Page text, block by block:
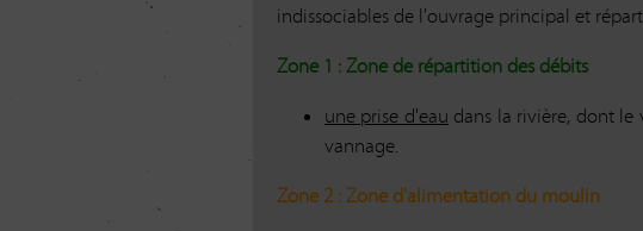
indissociables de l'ouvrage principal et
Zone 1 : Zone de répartition des débits
une prise d'eau dans la rivière, dont
vannage.
Zone 2 : Zone d'alimentation du moulin